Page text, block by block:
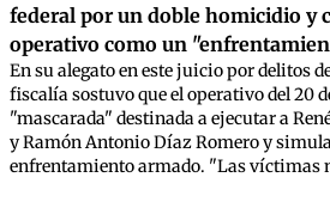
federal por un doble homicidio y
operativo como un
En su alegato en este juicio por delitos
fiscalía sostuvo que el operativo del 20
"mascarada" destinada a ejecutar a
y Ramón Antonio Díaz Romero y
enfrentamiento armado. "Las víctimas